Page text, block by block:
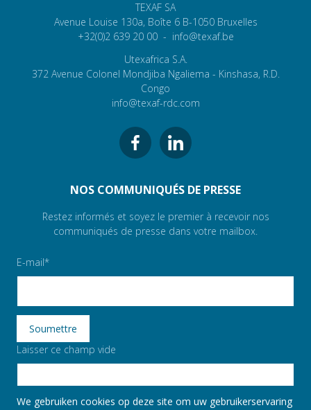
TEXAF SA
Avenue Louise 130a, Boîte 6 B-1050 Bruxelles
+32(0)2 639 20 00
info@texaf.be
Utexafrica S.A.
372 Avenue Colonel Mondjiba Ngaliema - Kinshasa, R.D.
Congo
info@texaf-rdc.com
NOS COMMUNIQUÉS DE PRESSE
Restez informés et soyez le premier à recevoir nos
communiqués de presse dans votre mailbox.
E-mail
Laisser ce champ vide
We gebruiken cookies op deze site om uw gebruikerservaring